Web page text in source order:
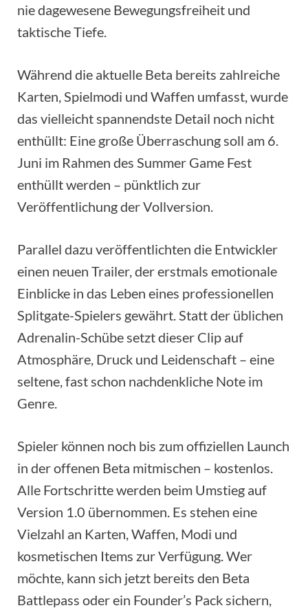
nie dagewesene Bewegungsfreiheit und
taktische Tiefe.
Während die aktuelle Beta bereits zahlreiche
Karten, Spielmodi und Waffen umfasst, wurde
das vielleicht spannendste Detail noch nicht
enthüllt: Eine große Überraschung soll am 6.
Juni im Rahmen des Summer Game Fest
enthüllt werden – pünktlich zur
Veröffentlichung der Vollversion.
Parallel dazu veröffentlichten die Entwickler
einen neuen Trailer, der erstmals emotionale
Einblicke in das Leben eines professionellen
Splitgate-Spielers gewährt. Statt der üblichen
Adrenalin-Schübe setzt dieser Clip auf
Atmosphäre, Druck und Leidenschaft – eine
seltene, fast schon nachdenkliche Note im
Genre.
Spieler können noch bis zum offiziellen Launch
in der offenen Beta mitmischen – kostenlos.
Alle Fortschritte werden beim Umstieg auf
Version 1.0 übernommen. Es stehen eine
Vielzahl an Karten, Waffen, Modi und
kosmetischen Items zur Verfügung. Wer
möchte, kann sich jetzt bereits den Beta
Battlepass oder ein Founder’s Pack sichern,